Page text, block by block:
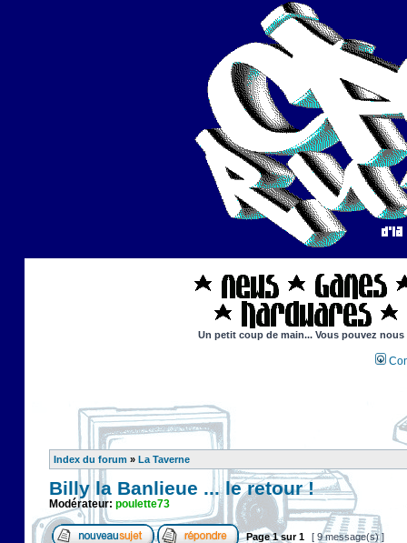
Un petit coup de main... Vous pouvez
Index du forum » La Taverne
Billy la Banlieue ... le retour !
Modérateur: poulette73
Page1sur1 [ 9 message(s) ]